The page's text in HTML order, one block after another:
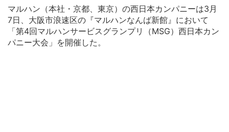
マルハン（本社・京都、東京）の西日本カンパニーは3月
7日、大阪市浪速区の『マルハンなんば新館』において
「第4回マルハンサービスグランプリ（MSG）西日本カン
パニー大会」を開催した。